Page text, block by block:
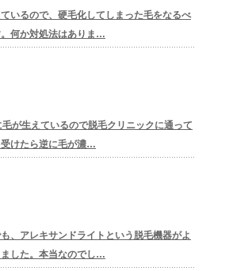
いるので、硬毛化してしまった毛をなるべ
何か対処法はありま…
が生えているので脱毛クリニックに通って
けたら逆に毛が濃…
、アレキサンドライトという脱毛機器がよ
した。本当なのでし…